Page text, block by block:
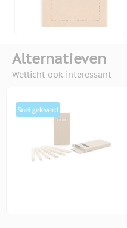
Alternatieven
Wellicht ook interessant